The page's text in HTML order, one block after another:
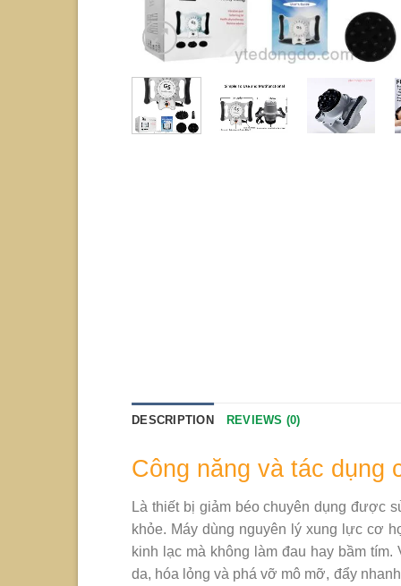
DESCRIPTION REVIEWS (0)
Công năng và tác dụng
Là thiết bị giảm béo chuyên dụng được
khỏe. Máy dùng nguyên lý xung lực cơ
kinh lạc mà không làm đau hay bầm
da, hóa lỏng và phá vỡ mô mỡ, đẩy